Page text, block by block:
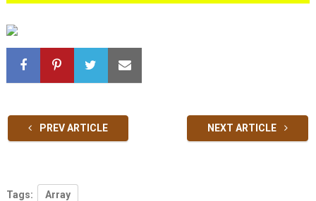
PREV ARTICLE NEXT ARTICLE
Tags: Array